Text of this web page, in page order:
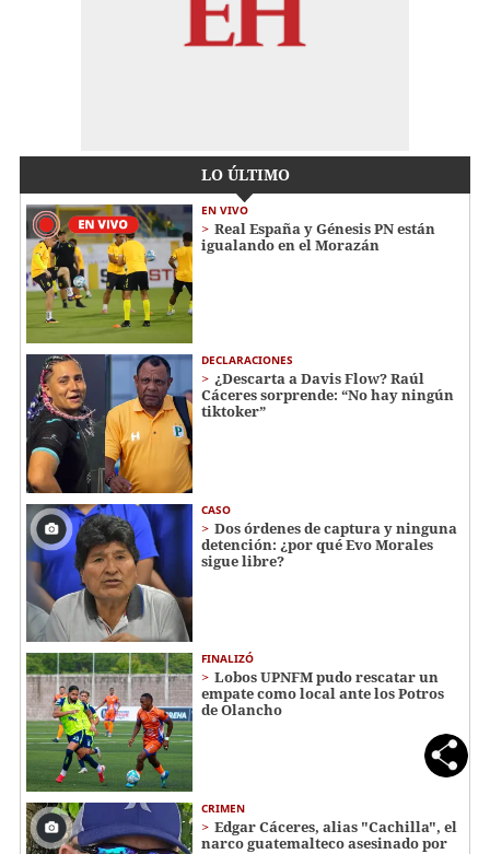
LO ÚLTIMO
EN VIVO
Real España y Génesis PN están
igualando en el Morazán
DECLARACIONES
¿Descarta a Davis Flow? Raúl
Cáceres sorprende: “No hay ningún
tiktoker”
CASO
Dos órdenes de captura y ninguna
detención: ¿por qué Evo Morales
sigue libre?
FINALIZÓ
Lobos UPNFM pudo rescatar un
empate como local ante los Potros
de Olancho
CRIMEN
Edgar Cáceres, alias "Cachilla", el
narco guatemalteco asesinado por